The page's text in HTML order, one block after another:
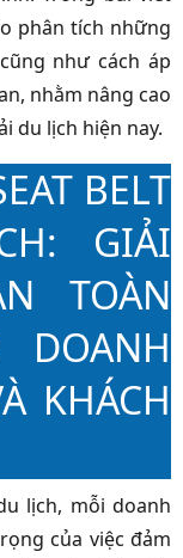
phân tích những
như cách áp
nhằm nâng cao
du lịch hiện nay.
BELT
GIẢI
TOÀN
KHÁCH
lịch, mỗi doanh
của việc đảm